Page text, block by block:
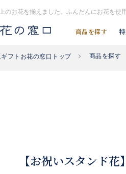
のお花を揃えました。ふんだんにお花を使
商品を探す
#入社式 #開店祝い花 #開業
フトお花の窓口トップ 商品を探す
【お祝いスタン